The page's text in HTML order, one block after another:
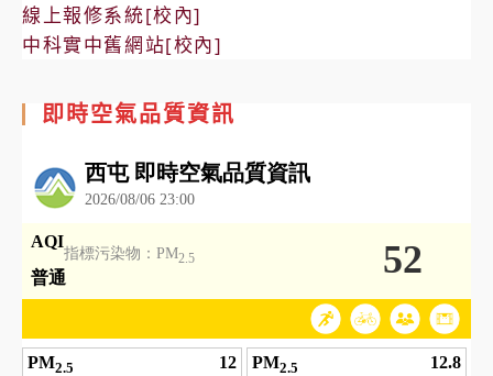
線上報修系統[校內]
中科實中舊網站[校內]
即時空氣品質資訊